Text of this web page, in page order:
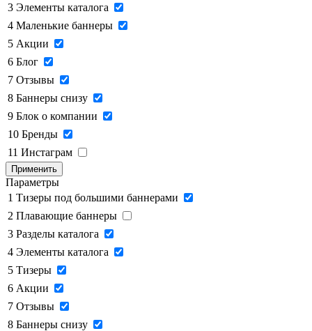
3 Элементы каталога
4 Маленькие баннеры
5 Акции
6 Блог
7 Отзывы
8 Баннеры снизу
9 Блок о компании
10 Бренды
11 Инстаграм
Применить
Параметры
1 Тизеры под большими баннерами
2 Плавающие баннеры
3 Разделы каталога
4 Элементы каталога
5 Тизеры
6 Акции
7 Отзывы
8 Баннеры снизу